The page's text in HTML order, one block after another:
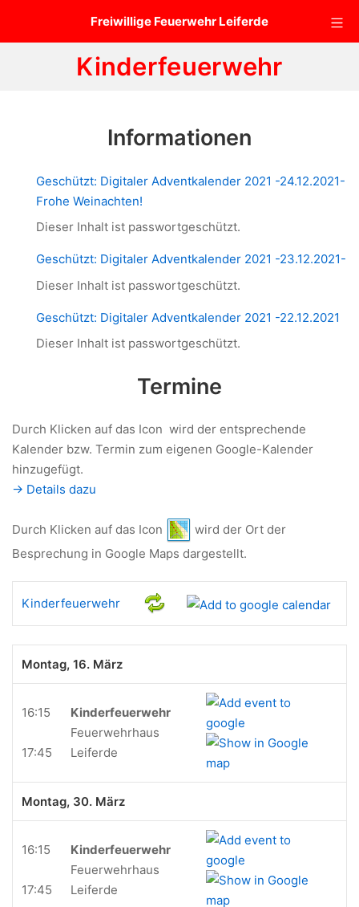
Freiwillige Feuerwehr Leiferde
Kinderfeuerwehr
Informationen
Geschützt: Digitaler Adventkalender 2021 -24.12.2021-
Frohe Weinachten!
Dieser Inhalt ist passwortgeschützt.
Geschützt: Digitaler Adventkalender 2021 -23.12.2021-
Dieser Inhalt ist passwortgeschützt.
Geschützt: Digitaler Adventkalender 2021 -22.12.2021
Dieser Inhalt ist passwortgeschützt.
Termine
Durch Klicken auf das Icon wird der entsprechende
Kalender bzw. Termin zum eigenen Google-Kalender
hinzugefügt.
-> Details dazu
Durch Klicken auf das Icon
wird der Ort der
Besprechung in Google Maps dargestellt.
Kinderfeuerwehr
Montag, 16. März
16:15
17:45
Kinderfeuerwehr
Feuerwehrhaus
Leiferde
Montag, 30. März
16:15
17:45
Kinderfeuerwehr
Feuerwehrhaus
Leiferde